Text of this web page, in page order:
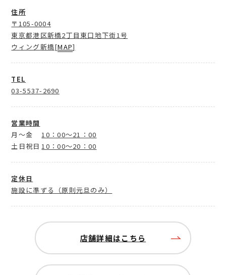
住所
〒105-0004
東京都港区新橋2丁目東口地下街1号
ウィング新橋[MAP]
TEL
03-5537-2690
営業時間
月～金
10：00～21：00
土日祝日 10：00～20：00
定休日
施設に準ずる（原則元旦のみ）
店舗詳細はこちら